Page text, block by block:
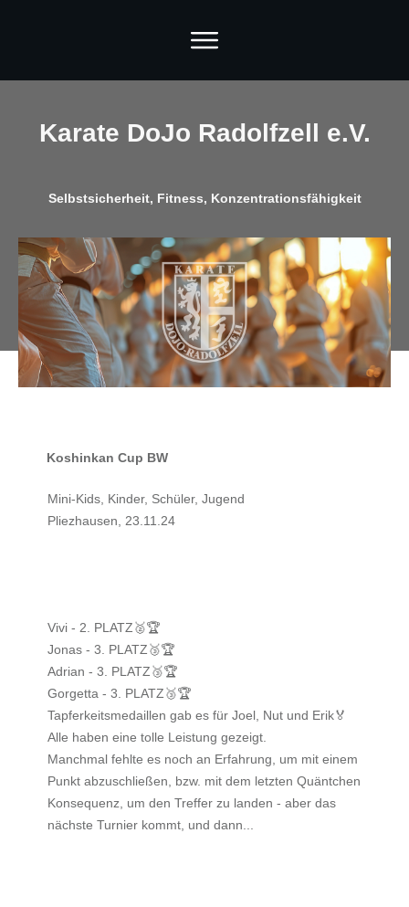
Karate DoJo Radolfzell e.V.
Selbstsicherheit, Fitness, Konzentrationsfähigkeit
Koshinkan Cup BW
Mini-Kids, Kinder, Schüler, Jugend
Pliezhausen, 23.11.24
Vivi - 2. PLATZ🥈🏆
Jonas - 3. PLATZ🥉🏆
Adrian - 3. PLATZ🥉🏆
Gorgetta - 3. PLATZ🥉🏆
Tapferkeitsmedaillen gab es für Joel, Nut und Erik🏅
Alle haben eine tolle Leistung gezeigt.
Manchmal fehlte es noch an Erfahrung, um mit einem
Punkt abzuschließen, bzw. mit dem letzten Quäntchen
Konsequenz, um den Treffer zu landen - aber das
nächste Turnier kommt, und dann...